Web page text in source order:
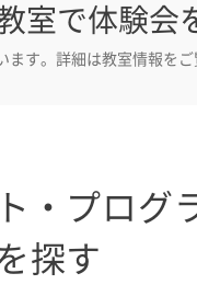
室で体験会
ます。詳細は教室情報をご
・プログ
探す